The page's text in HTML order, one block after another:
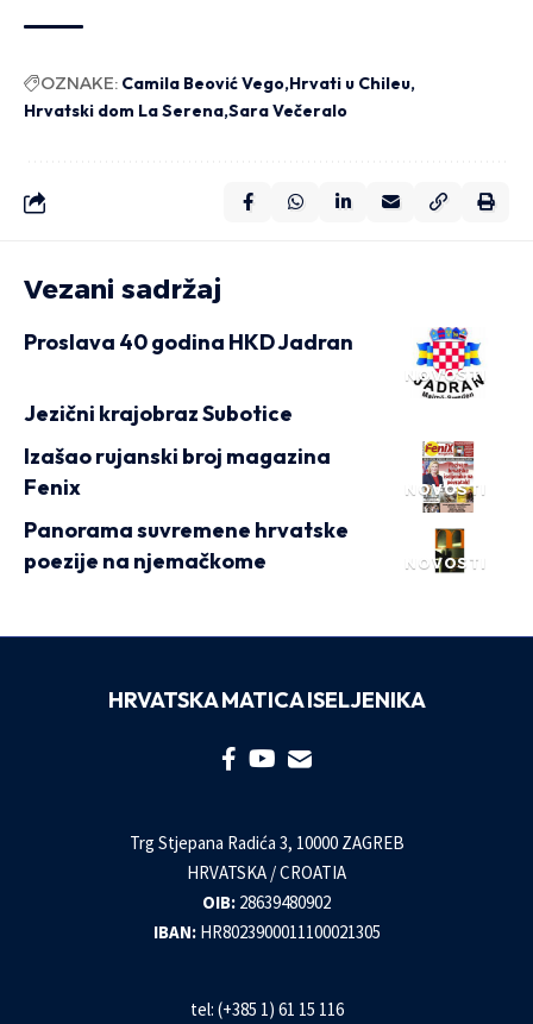
OZNAKE: Camila Beović Vego Hrvati u Chileu
Hrvatski dom La Serena Sara Večeralo
Vezani sadržaj
NOVOSTI
Proslava 40 godina HKD Jadran
Jezični krajobraz Subotice
NOVOSTI
Izašao rujanski broj magazina
Fenix
NOVOSTI
Panorama suvremene hrvatske
poezije na njemačkome
HRVATSKA MATICA ISELJENIKA
Trg Stjepana Radića 3, 10000 ZAGREB
HRVATSKA / CROATIA
OIB: 28639480902
IBAN: HR8023900011100021305
tel: (+385 1) 61 15 116